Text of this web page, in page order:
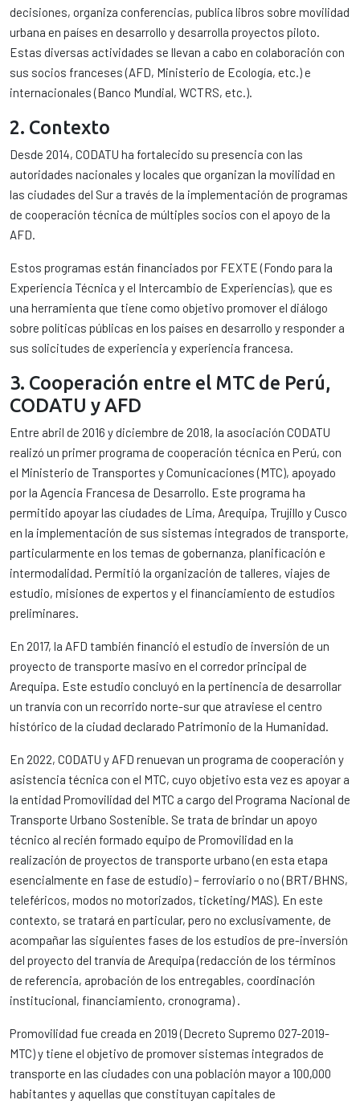
decisiones, organiza conferencias, publica libros sobre movilidad
urbana en países en desarrollo y desarrolla proyectos piloto.
Estas diversas actividades se llevan a cabo en colaboración con
sus socios franceses (AFD, Ministerio de Ecología, etc.) e
internacionales (Banco Mundial, WCTRS, etc.).
2. Contexto
Desde 2014, CODATU ha fortalecido su presencia con las
autoridades nacionales y locales que organizan la movilidad en
las ciudades del Sur a través de la implementación de programas
de cooperación técnica de múltiples socios con el apoyo de la
AFD.
Estos programas están financiados por FEXTE (Fondo para la
Experiencia Técnica y el Intercambio de Experiencias), que es
una herramienta que tiene como objetivo promover el diálogo
sobre políticas públicas en los países en desarrollo y responder a
sus solicitudes de experiencia y experiencia francesa.
3. Cooperación entre el MTC de Perú,
CODATU y AFD
Entre abril de 2016 y diciembre de 2018, la asociación CODATU
realizó un primer programa de cooperación técnica en Perú, con
el Ministerio de Transportes y Comunicaciones (MTC), apoyado
por la Agencia Francesa de Desarrollo. Este programa ha
permitido apoyar las ciudades de Lima, Arequipa, Trujillo y Cusco
en la implementación de sus sistemas integrados de transporte,
particularmente en los temas de gobernanza, planificación e
intermodalidad. Permitió la organización de talleres, viajes de
estudio, misiones de expertos y el financiamiento de estudios
preliminares.
En 2017, la AFD también financió el estudio de inversión de un
proyecto de transporte masivo en el corredor principal de
Arequipa. Este estudio concluyó en la pertinencia de desarrollar
un tranvía con un recorrido norte-sur que atraviese el centro
histórico de la ciudad declarado Patrimonio de la Humanidad.
En 2022, CODATU y AFD renuevan un programa de cooperación y
asistencia técnica con el MTC, cuyo objetivo esta vez es apoyar a
la entidad Promovilidad del MTC a cargo del Programa Nacional de
Transporte Urbano Sostenible. Se trata de brindar un apoyo
técnico al recién formado equipo de Promovilidad en la
realización de proyectos de transporte urbano (en esta etapa
esencialmente en fase de estudio) – ferroviario o no (BRT/BHNS,
teleféricos, modos no motorizados, ticketing/MAS). En este
contexto, se tratará en particular, pero no exclusivamente, de
acompañar las siguientes fases de los estudios de pre-inversión
del proyecto del tranvía de Arequipa (redacción de los términos
de referencia, aprobación de los entregables, coordinación
institucional, financiamiento, cronograma) .
Promovilidad fue creada en 2019 (Decreto Supremo 027-2019-
MTC) y tiene el objetivo de promover sistemas integrados de
transporte en las ciudades con una población mayor a 100,000
habitantes y aquellas que constituyan capitales de